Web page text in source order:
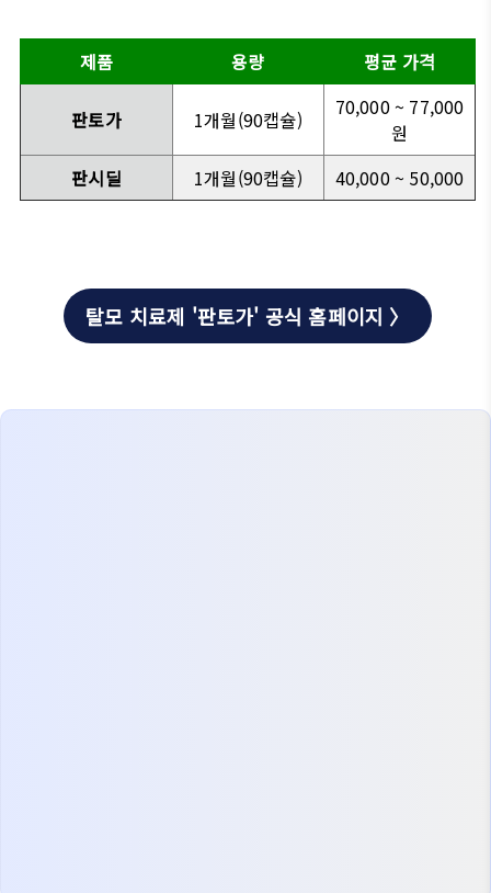
제품 용량 평균 가격
판토가 1개월(90캡슐)
70,000 ~ 77,000
원
판시딜
1개월(90캡슐) 40,000 ~ 50,000
탈모 치료제 '판토가' 공식 홈페이지 〉